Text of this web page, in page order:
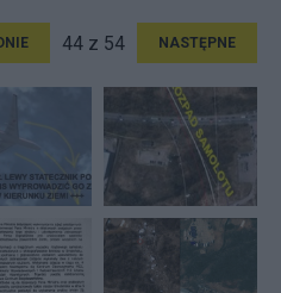
44 z 54 NASTĘPNE